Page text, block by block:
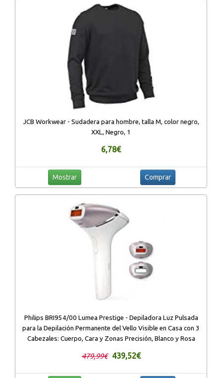
JCB Workwear - Sudadera para hombre, talla M, color negro,
XXL, Negro, 1
6,78€
Mostrar Comprar
Philips BRI954/00 Lumea Prestige - Depiladora Luz Pulsada
para la Depilación Permanente del Vello Visible en Casa con 3
Cabezales: Cuerpo, Cara y Zonas Precisión, Blanco y Rosa
479,99€ 439,52€